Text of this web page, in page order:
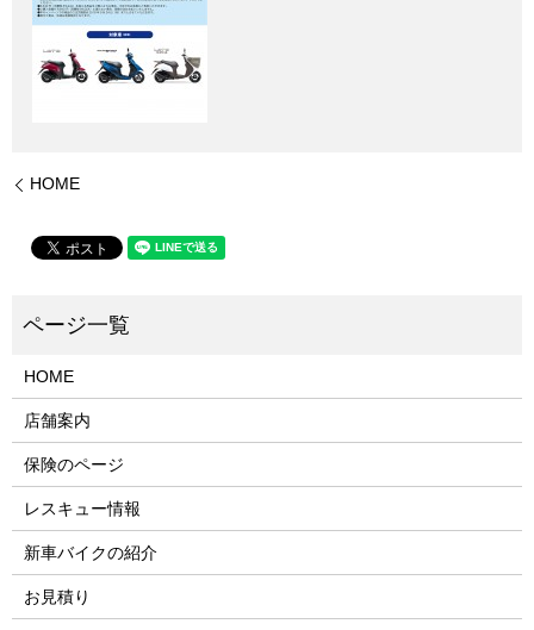
HOME
HOME
店舗案内
保険のページ
レスキュー情報
新車バイクの紹介
お見積り